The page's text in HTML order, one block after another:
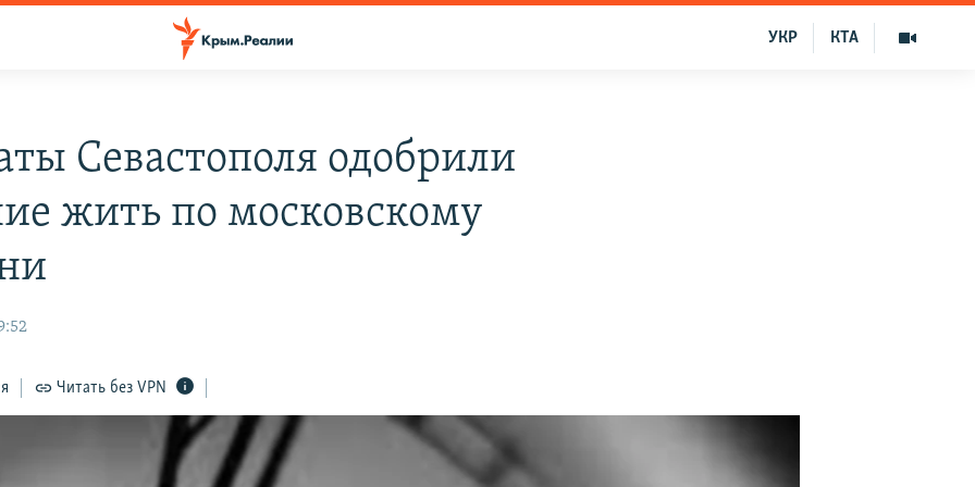
КТА
УКР
Севастополя одобрили
жить по московскому
Читать без VPN